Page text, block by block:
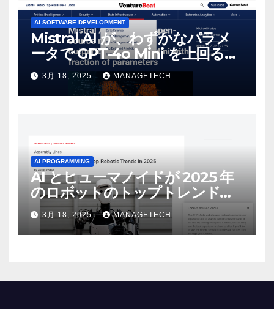
AI SOFTWARE DEVELOPMENT
Mistral AI が、わずかなパラメ
ータで GPT-4o Mini を上回る新
しいオープンソース モデルをリ
リース | VentureBeat
3月 18, 2025 MANAGETECH
AI PROGRAMMING
AI とヒューマノイドが 2025 年
のロボットのトップトレンドに |
ASSEMBLY
3月 18, 2025 MANAGETECH